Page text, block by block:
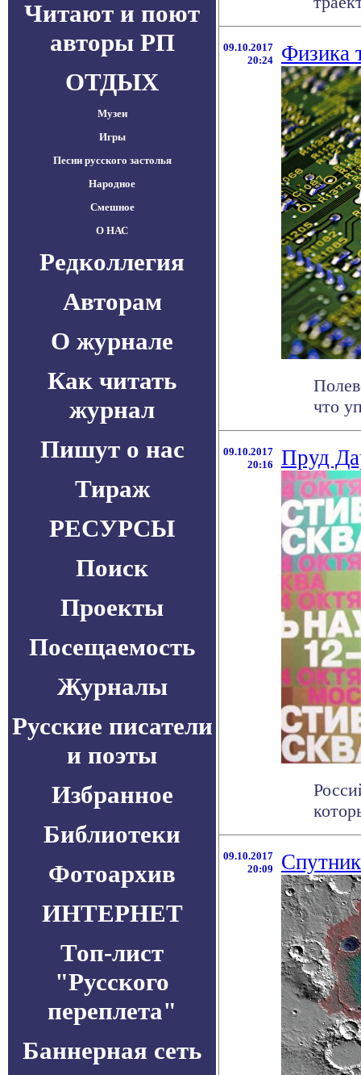
Читают и поют
авторы РП
ОТДЫХ
Музеи
Игры
Песни русского застолья
Народное
Смешное
О НАС
Редколлегия
Авторам
О журнале
Как читать
журнал
Пишут о нас
Тираж
РЕСУРСЫ
Поиск
Проекты
Посещаемость
Журналы
Русские писатели
и поэты
Избранное
Библиотеки
Фотоархив
ИНТЕРНЕТ
Топ-лист
"Русского
переплета"
Баннерная сеть
09.10.2017
20:24
Физика
что
09.10.2017
20:16
Пруд
09.10.2017
20:09